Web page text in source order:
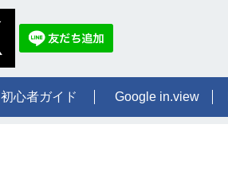
初心者ガイド Google in.view